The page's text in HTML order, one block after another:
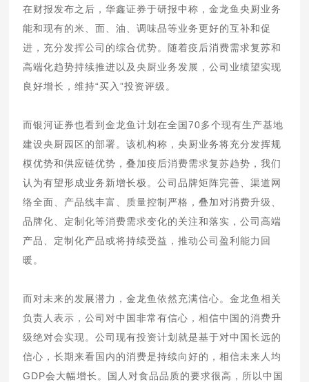
在财报发布之后，华鑫证券于研报中称，金龙鱼央厨业务
能和现有的米、面、油、调味品等业务更好的互补和促
进，充分发挥公司的综合优势。随着疫后消费需求复苏和
高端化趋势持续推进以及央厨业务发展，公司业绩望实现
良好增长，维持“买入”投资评级。
而银河证券也看到金龙鱼计划在全国70多个现有生产基地
建设央厨园区的部署。该机构称，央厨业务将充分发挥规
模优势和供应链优势，叠加疫后消费需求复苏趋势，我们
认为有望形成业务新增长极。公司品牌矩阵完善、渠道网
络全面、产品线丰富、质量控制严格，叠加对消费升级、
品牌化、定制化等消费需求变化的关注和落实，公司高端
产品、定制化产品或将持续受益，推动公司盈利能力回
暖。
而对未来的发展潜力，金龙鱼依然充满信心。金龙鱼相关
负责人表示，公司对中国非常有信心，相信中国的消费升
级绝对会实现。公司现有投资计划就是基于对中国长远的
信心，长期来看国内的消费是持续向好的，相信未来人均
GDP会大幅增长。国人对食品品质的要求很高，所以中国